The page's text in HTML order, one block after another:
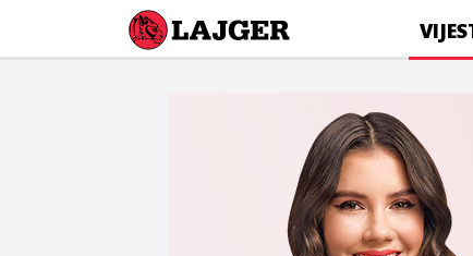
Lajger